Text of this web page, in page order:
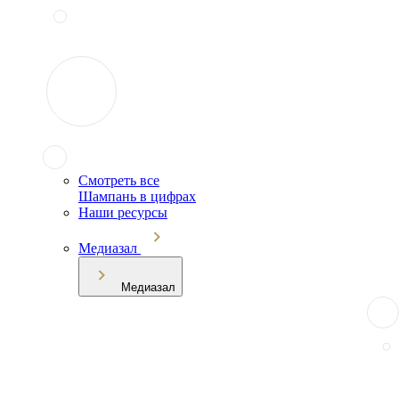
Смотреть все
Шампань в цифрах
Наши ресурсы
Медиазал
Медиазал